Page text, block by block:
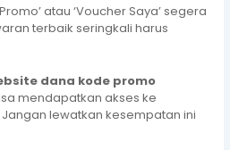
atau ‘Voucher Saya’ segera
terbaik seringkali harus
dana kode promo
mendapatkan akses ke
lewatkan kesempatan ini